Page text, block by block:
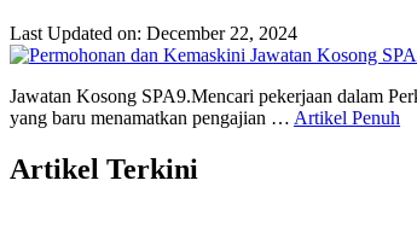
Last Updated on: December 22, 2024
Jawatan Kosong SPA9.Mencari pekerjaan dalam
yang baru menamatkan pengajian … Artikel Penuh
Artikel Terkini